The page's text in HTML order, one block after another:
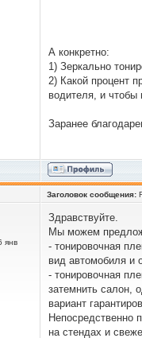
А конкретно:
1) Зеркально
2) Какой процент
водителя, и
Заранее
Заголовок сообщения:
янв
Здравствуйте.
Мы можем
- тонировочная
вид автомобиля и
- тонировочная
затемнить салон,
вариант
Непосредственно
на стендах и